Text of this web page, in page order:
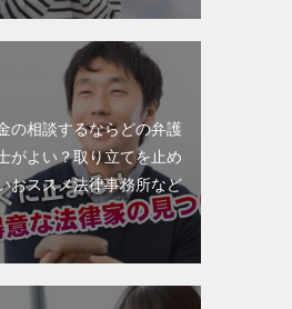
の相談するならどの弁護
がよい？取り立てを止め
おススメ法律事務所など